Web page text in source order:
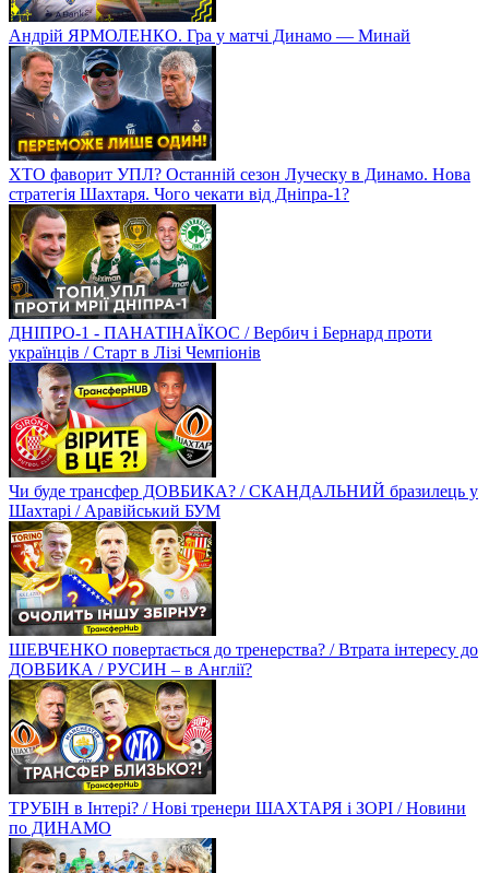
Андрій ЯРМОЛЕНКО. Гра у матчі Динамо — Минай
ХТО фаворит УПЛ? Останній сезон Луческу в Динамо. Нова
стратегія Шахтаря. Чого чекати від Дніпра-1?
ДНІПРО-1 - ПАНАТІНАЇКОС / Вербич і Бернард проти
українців / Старт в Лізі Чемпіонів
Чи буде трансфер ДОВБИКА? / СКАНДАЛЬНИЙ бразилець у
Шахтарі / Аравійський БУМ
ШЕВЧЕНКО повертається до тренерства? / Втрата інтересу до
ДОВБИКА / РУСИН – в Англії?
ТРУБІН в Інтері? / Нові тренери ШАХТАРЯ і ЗОРІ / Новини
по ДИНАМО